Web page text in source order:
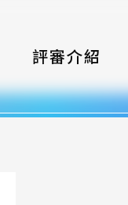
評審介紹